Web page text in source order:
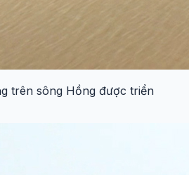
trên sông Hồng được triển